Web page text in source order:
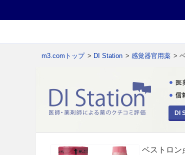
m3.comトップ > DI Station > 感覚器官用薬 >
DI
ベストロン